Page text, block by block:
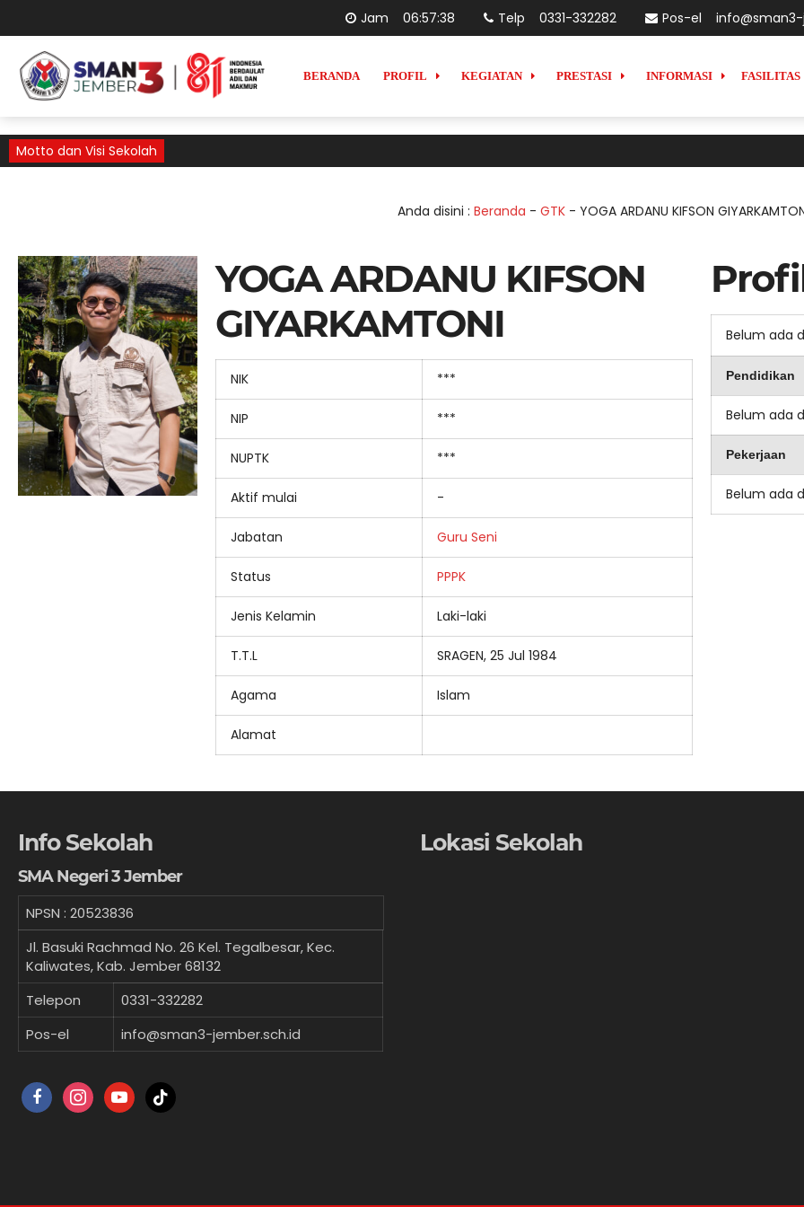
Jam 06:57:39 Telp 0331-332282 Pos-el
BERANDA PROFIL KEGIATAN PRESTASI INFORMASI FASILITAS
Motto dan Visi Sekolah
Anda disini : Beranda - GTK- YOGA ARDANU KIFSON
YOGA ARDANU KIFSON
GIYARKAMTONI
NIK ***
NIP ***
NUPTK ***
Aktif mulai -
Jabatan Guru Seni
Status PPPK
Jenis Kelamin Laki-laki
T.T.L SRAGEN, 25 Jul 1984
Agama Islam
Alamat
Belum ada
Pendidikan
Belum ada
Pekerjaan
Belum ada
Info Sekolah
SMA Negeri 3 Jember
NPSN : 20523836
Jl. Basuki Rachmad No. 26 Kel. Tegalbesar, Kec.
Kaliwates, Kab. Jember 68132
Telepon
0331-332282
Pos-el
info@sman3-jember.sch.id
facebookinstagramyoutubetiktok
Lokasi Sekolah